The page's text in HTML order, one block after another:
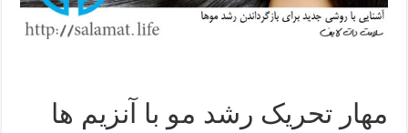
مهار تحریک رشد مو با آنزیم ها